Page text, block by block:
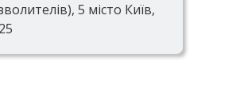
5 місто Київ,